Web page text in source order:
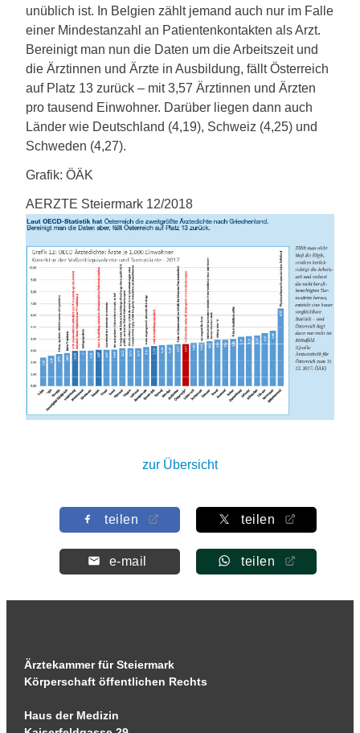
unüblich ist. In Belgien zählt jemand auch nur im Falle
einer Mindestanzahl an Patientenkontakten als Arzt.
Bereinigt man nun die Daten um die Arbeitszeit und
die Ärztinnen und Ärzte in Ausbildung, fällt Österreich
auf Platz 13 zurück – mit 3,57 Ärztinnen und Ärzten
pro tausend Einwohner. Darüber liegen dann auch
Länder wie Deutschland (4,19), Schweiz (4,25) und
Schweden (4,27).
Grafik: ÖÄK
AERZTE Steiermark 12/2018
zur Übersicht
teilen teilen
e-mail teilen
Ärztekammer für Steiermark
Körperschaft öffentlichen Rechts
Haus der Medizin